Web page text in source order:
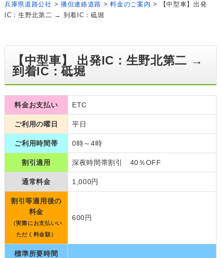
兵庫県道路公社 > 播但連絡道路 >料金のご案内 >
【中型車】出発
IC：生野北第二 → 到着IC：砥堀
【中型車】 出発IC：生野北第二 →
到着IC：砥堀
料金お支払い ETC
ご利用の曜日 平日
ご利用時間帯 0時～4時
割引適用 深夜時間帯割引 40％OFF
通常料金 1,000円
割引等適用後の
料金
（実際にお支払いい
ただく料金額）
600円
標準所要時間